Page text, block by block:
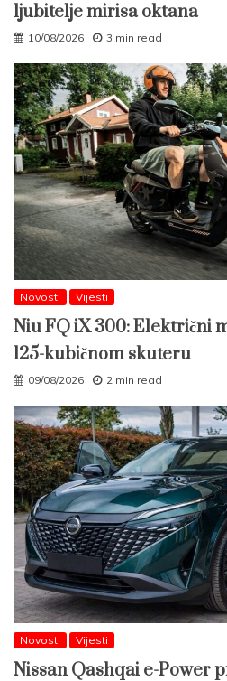
ljubitelje mirisa oktana
10/08/2026 3 min read
Novosti Vijesti
Niu FQ iX 300: Električni
125-kubičnom skuteru
09/08/2026 2 min read
Novosti Vijesti
Nissan Qashqai e-Power